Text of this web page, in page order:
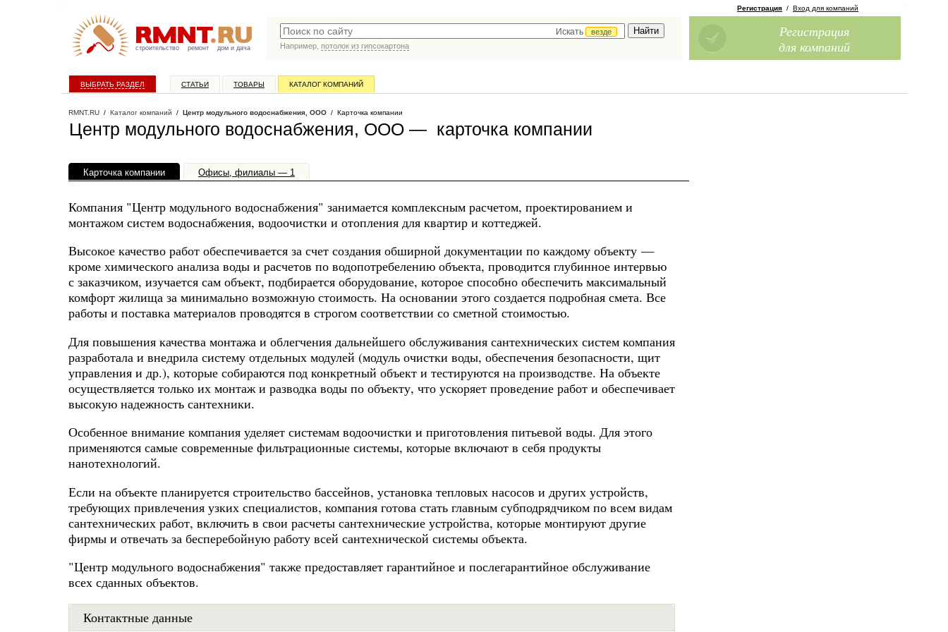
строительство ремонт дом и дача
Искать
везде
Например, потолок из гипсокартона
Регистрация / Вход для компаний
Регистрация
для компаний
ВЫБРАТЬ РАЗДЕЛ СТАТЬИ ТОВАРЫ КАТАЛОГ КОМПАНИЙ
RMNT.RU / Каталог компаний / Центр модульного водоснабжения, ООО / Карточка компании
Центр модульного водоснабжения, ООО — карточка компании
Карточка компании Офисы, филиалы — 1
Компания "Центр модульного водоснабжения" занимается комплексным расчетом, проектированием и
монтажом систем водоснабжения, водоочистки и отопления для квартир и коттеджей.
Высокое качество работ обеспечивается за счет создания обширной документации по каждому объекту —
кроме химического анализа воды и расчетов по водопотребелению объекта, проводится глубинное интервью
с заказчиком, изучается сам объект, подбирается оборудование, которое способно обеспечить максимальный
комфорт жилища за минимально возможную стоимость. На основании этого создается подробная смета. Все
работы и поставка материалов проводятся в строгом соответствии со сметной стоимостью.
Для повышения качества монтажа и облегчения дальнейшего обслуживания сантехнических систем компания
разработала и внедрила систему отдельных модулей (модуль очистки воды, обеспечения безопасности, щит
управления и др.), которые собираются под конкретный объект и тестируются на производстве. На объекте
осуществляется только их монтаж и разводка воды по объекту, что ускоряет проведение работ и обеспечивает
высокую надежность сантехники.
Особенное внимание компания уделяет системам водоочистки и приготовления питьевой воды. Для этого
применяются самые современные фильтрационные системы, которые включают в себя продукты
нанотехнологий.
Если на объекте планируется строительство бассейнов, установка тепловых насосов и других устройств,
требующих привлечения узких специалистов, компания готова стать главным субподрядчиком по всем видам
сантехнических работ, включить в свои расчеты сантехнические устройства, которые монтируют другие
фирмы и отвечать за бесперебойную работу всей сантехнической системы объекта.
"Центр модульного водоснабжения" также предоставляет гарантийное и послегарантийное обслуживание
всех сданных объектов.
Контактные данные